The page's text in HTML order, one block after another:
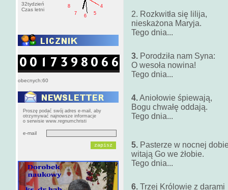
32tydzień
Czas letni
4
5
6
7
8
obecnych:60
Proszę podać swój adres e-mail, aby
otrzymywać najnowsze informacje
o serwisie www.regnumchristi
e-mail
2. Rozkwitła się lilija,
nieskażona Maryja.
Tego dnia...
3. Porodziła nam Syna:
O wesoła nowina!
Tego dnia...
4.Aniołowie śpiewają,
Bogu chwałę oddają.
Tego dnia...
5. Pasterze w nocnej
witają Go we żłobie.
Tego dnia...
6. Trzej Królowie z darami